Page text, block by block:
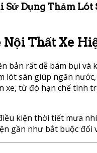
Sử Dụng Thảm Lót
Nội Thất Xe
bản rất dễ bám bụi và
lót sàn giúp ngăn
xe, từ đó hạn chế tình
kiện thời tiết mưa
gần như bắt buộc đối